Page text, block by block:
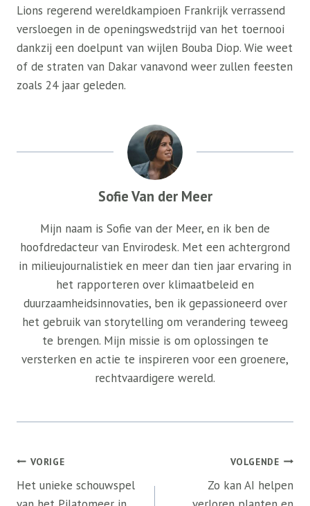
Lions regerend wereldkampioen Frankrijk verrassend
versloegen in de openingswedstrijd van het toernooi
dankzij een doelpunt van wijlen Bouba Diop. Wie weet
of de straten van Dakar vanavond weer zullen feesten
zoals 24 jaar geleden.
Sofie Van der Meer
Mijn naam is Sofie van der Meer, en ik ben de
hoofdredacteur van Envirodesk. Met een achtergrond
in milieujournalistiek en meer dan tien jaar ervaring in
het rapporteren over klimaatbeleid en
duurzaamheidsinnovaties, ben ik gepassioneerd over
het gebruik van storytelling om verandering teweeg
te brengen. Mijn missie is om oplossingen te
versterken en actie te inspireren voor een groenere,
rechtvaardigere wereld.
Bericht
navigatie
VORIGE
Het unieke schouwspel
VOLGENDE
Zo kan AI helpen